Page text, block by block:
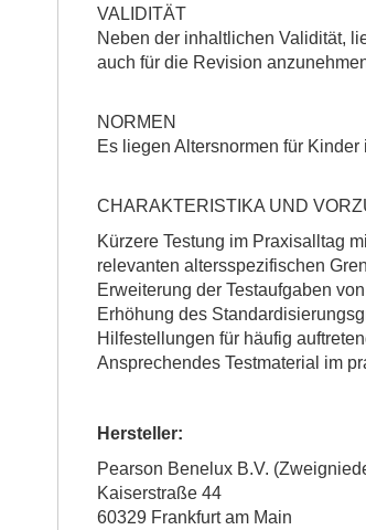
VALIDITÄT
Neben der inhaltlichen Validität,
auch für die Revision
NORMEN
Es liegen Altersnormen für
CHARAKTERISTIKA UND
Kürzere Testung im Praxisalltag
relevanten altersspezifischen
Erweiterung der Testaufgaben
Erhöhung des
Hilfestellungen für häufig
Ansprechendes Testmaterial im
Hersteller:
Pearson Benelux B.V.
Kaiserstraße 44
60329 Frankfurt am Main